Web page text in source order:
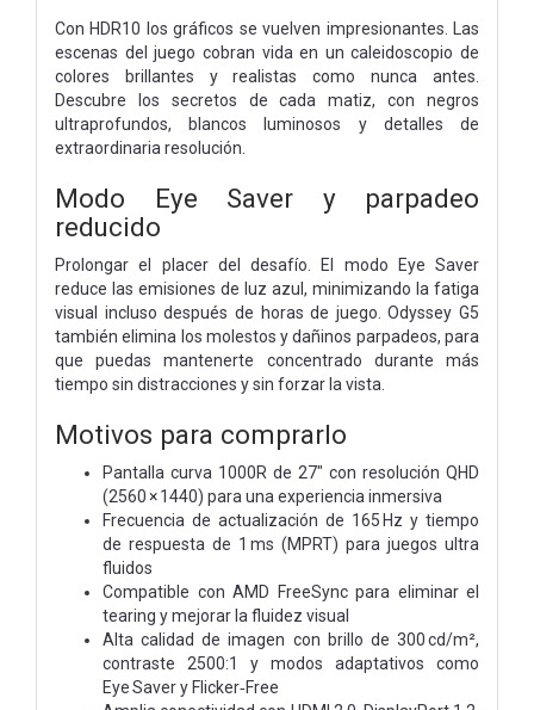
Con HDR10 los gráficos se vuelven impresionantes. Las
escenas del juego cobran vida en un caleidoscopio de
colores brillantes y realistas como nunca antes.
Descubre los secretos de cada matiz, con negros
ultraprofundos, blancos luminosos y detalles de
extraordinaria resolución.
Modo Eye Saver y parpadeo
reducido
Prolongar el placer del desafío. El modo Eye Saver
reduce las emisiones de luz azul, minimizando la fatiga
visual incluso después de horas de juego. Odyssey G5
también elimina los molestos y dañinos parpadeos, para
que puedas mantenerte concentrado durante más
tiempo sin distracciones y sin forzar la vista.
Motivos para comprarlo
Pantalla curva 1000R de 27″ con resolución QHD
(2560 × 1440) para una experiencia inmersiva
Frecuencia de actualización de 165 Hz y tiempo
de respuesta de 1 ms (MPRT) para juegos ultra
fluidos
Compatible con AMD FreeSync para eliminar el
tearing y mejorar la fluidez visual
Alta calidad de imagen con brillo de 300 cd/m²,
contraste 2500:1 y modos adaptativos como
Eye Saver y Flicker‑Free